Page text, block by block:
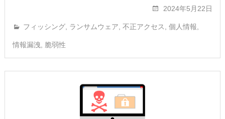
2024年5月22日
フィッシング, ランサムウェア 不正アクセス 個人情報
情報漏洩 脆弱性